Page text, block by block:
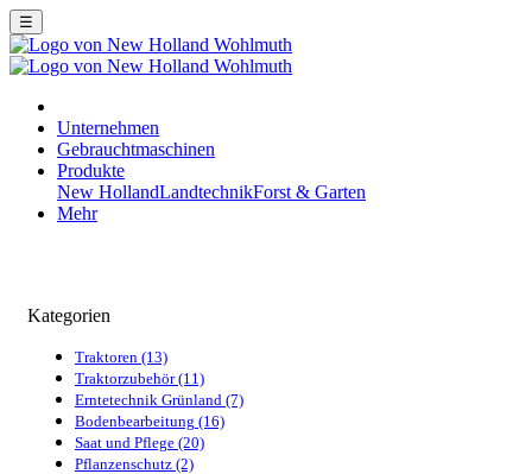
☰
Unternehmen
Gebrauchtmaschinen
Produkte
New HollandLandtechnikForst & Garten
Mehr
Kategorien
Traktoren (13)
Traktorzubehör (11)
Erntetechnik Grünland (7)
Bodenbearbeitung (16)
Saat und Pflege (20)
Pflanzenschutz (2)